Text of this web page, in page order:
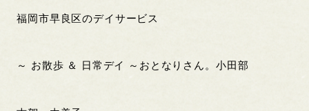
福岡市早良区のデイサービス
～ お散歩 ＆ 日常デイ ～おとなりさん。小田部